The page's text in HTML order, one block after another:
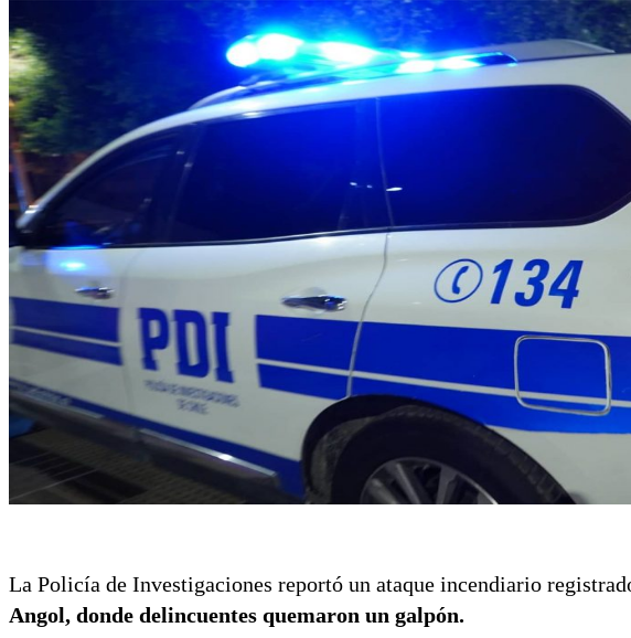
La Policía de Investigaciones reportó un ataque incendiario
Angol, donde delincuentes quemaron un galpón.